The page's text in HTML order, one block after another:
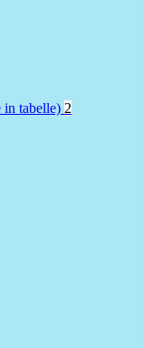
tabelle) 2